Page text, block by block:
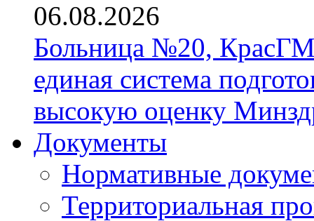
06.08.2026
Больница №20,
единая система
высокую оценку
Документы
Нормативные
Территориальная